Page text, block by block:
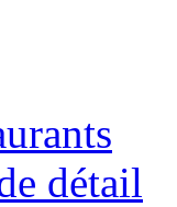
détail